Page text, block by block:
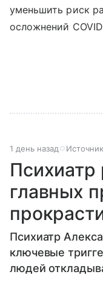
уменьшить риск
осложнений
1 день назад
Психиатр
главных
Психиатр
ключевые
людей